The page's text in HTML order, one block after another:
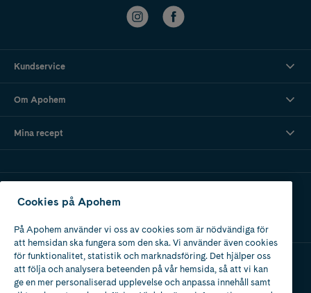
Kundservice
Om Apohem
Mina recept
Apotek med tillstånd
av Läkemedelsverket
Cookies på Apohem
På Apohem använder vi oss av cookies som är nödvändiga för
att hemsidan ska fungera som den ska. Vi använder även cookies
för funktionalitet, statistik och marknadsföring. Det hjälper oss
att följa och analysera beteenden på vår hemsida, så att vi kan
ge en mer personaliserad upplevelse och anpassa innehåll samt